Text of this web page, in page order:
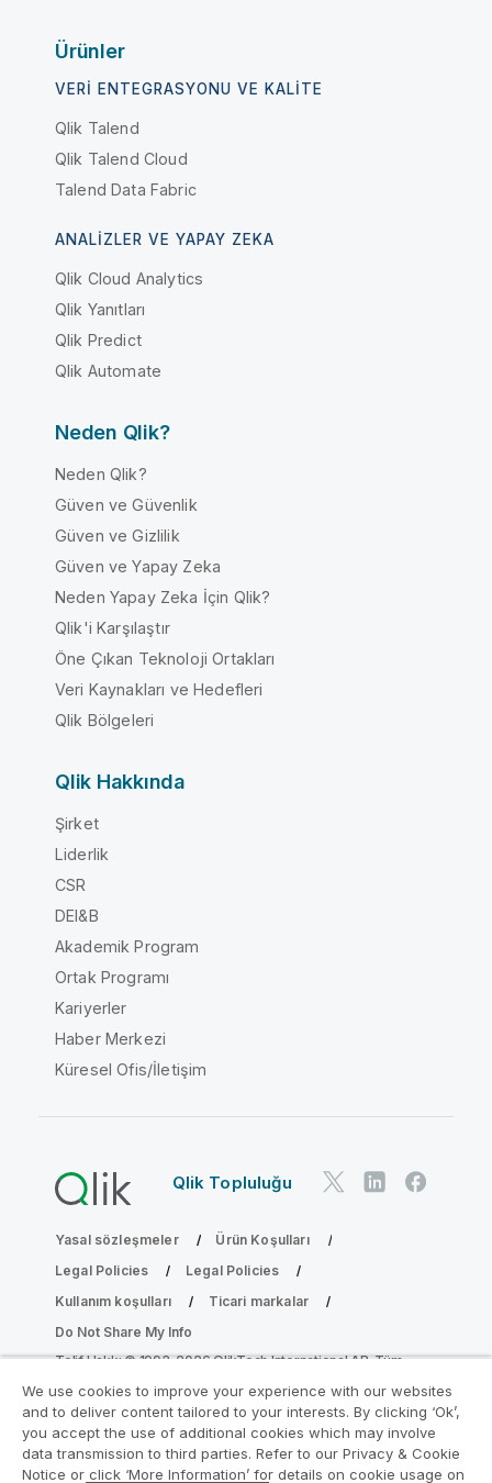
Ürünler
VERI ENTEGRASYONU VE KALITE
Qlik Talend
Qlik Talend Cloud
Talend Data Fabric
ANALIZLER VE YAPAY ZEKA
Qlik Cloud Analytics
Qlik Yanıtları
Qlik Predict
Qlik Automate
Neden Qlik?
Neden Qlik?
Güven ve Güvenlik
Güven ve Gizlilik
Güven ve Yapay Zeka
Neden Yapay Zeka İçin Qlik?
Qlik'i Karşılaştır
Öne Çıkan Teknoloji Ortakları
Veri Kaynakları ve Hedefleri
Qlik Bölgeleri
Qlik Hakkında
Şirket
Liderlik
CSR
DEI&B
Akademik Program
Ortak Programı
Kariyerler
Haber Merkezi
Küresel Ofis/İletişim
Qlik Topluluğu
Yasal sözleşmeler
Ürün Koşulları
Legal Policies
Legal Policies
Kullanım koşulları
Ticari markalar
Do Not Share My Info
Telif Hakkı © 1993-2026 QlikTech International AB. Tüm
Analiz Modernleştirme Programına katılın
We use cookies to improve your experience with our websites
and to deliver content tailored to your interests. By clicking ‘Ok’,
you accept the use of additional cookies which may involve
data transmission to third parties. Refer to our Privacy & Cookie
Notice or click ‘More Information’ for details on cookie usage on